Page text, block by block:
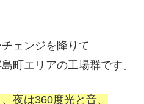
ェンジを降りて
町エリアの工場群です。
夜は360度光と音、